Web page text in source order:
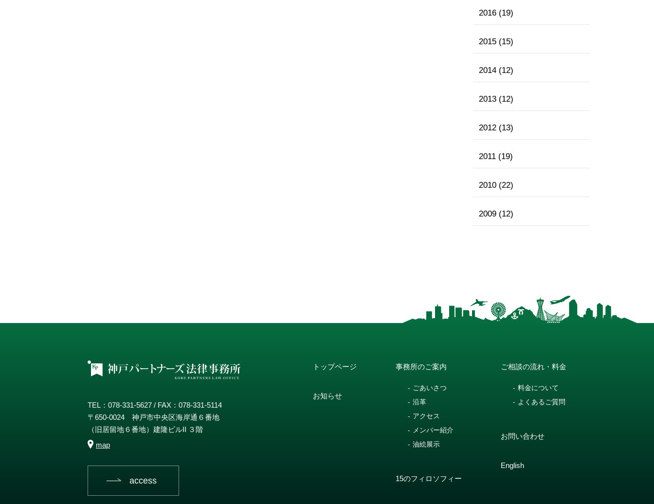
2016 (19)
2015 (15)
2014 (12)
2013 (12)
2012 (13)
2011 (19)
2010 (22)
2009 (12)
TEL：078-331-5627 / FAX：078-331-5114
〒650-0024 神戸市中央区海岸通６番地
（旧居留地６番地）建隆ビルII ３階
map
access
トップページ
お知らせ
事務所のご案内
ごあいさつ
沿革
アクセス
メンバー紹介
油絵展示
15のフィロソフィー
ご相談の流れ・料金
料金について
よくあるご質問
お問い合わせ
English